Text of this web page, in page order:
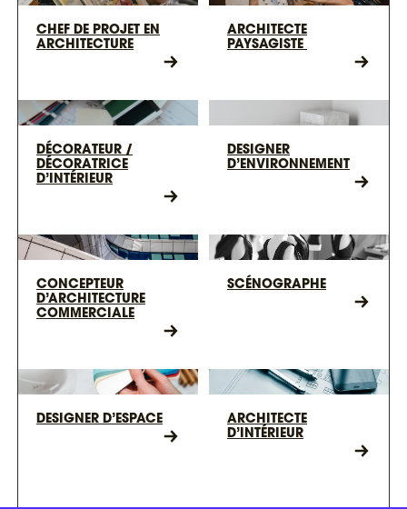
CHEF DE PROJET EN
ARCHITECTURE
ARCHITECTE
PAYSAGISTE
DÉCORATEUR /
DÉCORATRICE
D’INTÉRIEUR
DESIGNER
D’ENVIRONNEMENT
CONCEPTEUR
D’ARCHITECTURE
COMMERCIALE
SCÉNOGRAPHE
DESIGNER D’ESPACE
ARCHITECTE
D’INTÉRIEUR